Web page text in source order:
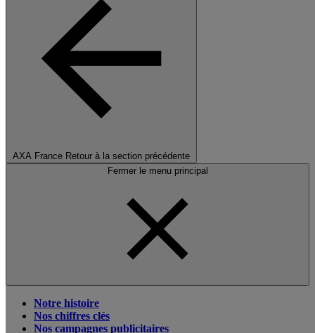
AXA France Retour à la section précédente
Fermer le menu principal
Notre histoire
Nos chiffres clés
Nos campagnes publicitaires